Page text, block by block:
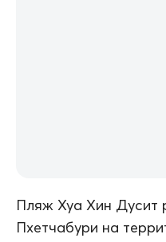
Пляж Хуа Хин Дусит
Пхетчабури на